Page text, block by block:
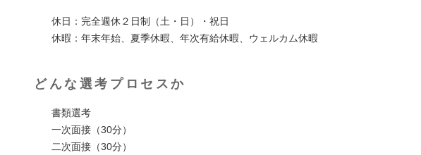
休日：完全週休２日制（土・日）・祝日
休暇：年末年始、夏季休暇、年次有給休暇、ウェルカム休暇
どんな選考プロセスか
書類選考
一次面接（30分）
二次面接（30分）